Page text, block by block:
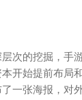
次的挖掘，手
开始提前布局
一张海报，对